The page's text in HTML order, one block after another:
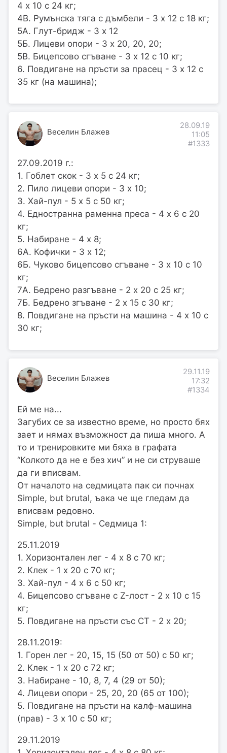
4 х 10 с 24 кг;
4В. Румънска тяга с дъмбели - 3 х 12 с 18 кг;
5А. Глут-бридж - 3 х 12
5Б. Лицеви опори - 3 х 20, 20, 20;
5В. Бицепсово сгъване - 3 х 12 с 10 кг;
6. Повдигане на пръсти за прасец - 3 х 12 с
35 кг (на машина);
Веселин Блажев
28.09.19
11:05
#1333
27.09.2019 г.:
1. Гоблет скок - 3 x 5 с 24 кг;
2. Пило лицеви опори - 3 x 10;
3. Хай-пул - 5 x 5 с 50 кг;
4. Едностранна раменна преса - 4 x 6 с 20
кг;
5. Набиране - 4 x 8;
6A. Кофички - 3 х 12;
6Б. Чуково бицепсово сгъване - 3 x 10 с 10
кг;
7A. Бедрено разгъване - 2 x 20 с 25 кг;
7Б. Бедрено згъване - 2 x 15 с 30 кг;
8. Повдигане на пръсти на машина - 4 x 10 с
30 кг;
Веселин Блажев
29.11.19
17:32
#1334
Ей ме на...
Загубих се за известно време, но просто бях
зает и нямах възможност да пиша много. А
то и тренировките ми бяха в графата
“Колкото да не е без хич” и не си струваше
да ги вписвам.
От началото на седмицата пак си почнах
Simple, but brutal, ъака че ще гледам да
вписвам редовно.
Simple, but brutal - Седмица 1:
25.11.2019
1. Хоризонтален лег - 4 х 8 с 70 кг;
2. Клек - 1 х 20 с 70 кг;
3. Хай-пул - 4 х 6 с 50 кг;
4. Бицепсово сгъване с Z-лост - 2 х 10 с 15
кг;
5. Повдигане на пръсти със СТ - 2 х 20;
28.11.2019:
1. Горен лег - 20, 15, 15 (50 от 50) с 50 кг;
2. Клек - 1 х 20 с 72 кг;
3. Набиране - 10, 8, 7, 4 (29 от 50);
4. Лицеви опори - 25, 20, 20 (65 от 100);
5. Повдигане на пръсти на калф-машина
(прав) - 3 х 10 с 50 кг;
29.11.2019